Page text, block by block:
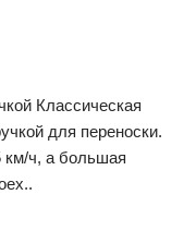
Классическая
для переноски.
км/ч, а большая